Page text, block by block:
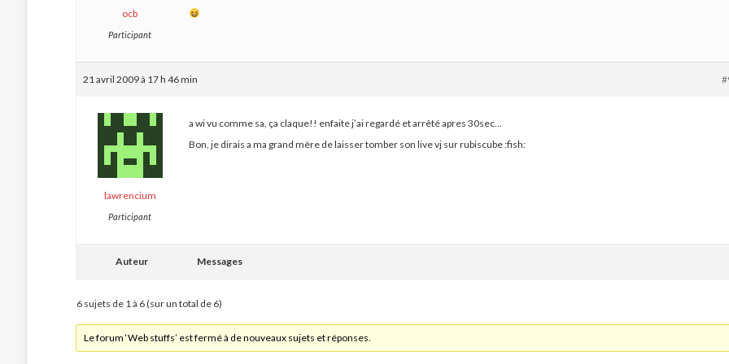
ocb
Participant
21 avril 2009 à 17 h 46 min
lawrencium
Participant
a wi vu comme sa, ça claque!! enfaite j’ai regardé et arrêté apres 30sec…
Bon, je dirais a ma grand mère de laisser tomber son live vj sur rubiscube:fish:
Auteur Messages
6 sujets de 1 à 6 (sur un total de 6)
Le forum ‘Web stuffs’ est fermé à de nouveaux sujets et réponses.